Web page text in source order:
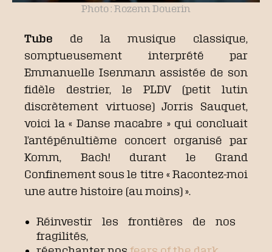
Photo : Rozenn Douerin
Tube de la musique classique,
somptueusement interprété par
Emmanuelle Isenmann assistée de son
fidèle destrier, le PLDV (petit lutin
discrètement virtuose) Jorris Sauquet,
voici la « Danse macabre » qui concluait
l’antépénultième concert organisé par
Komm, Bach! durant le Grand
Confinement sous le titre « Racontez-moi
une autre histoire (au moins) ».
Réinvestir les frontières de nos
fragilités,